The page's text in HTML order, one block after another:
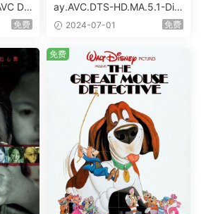
DT
免费
ay.AVC.DTS-HD.MA.5.1-DiY
@HDHome [BDISO 19.7GB]
2024-07-01 免费
免费